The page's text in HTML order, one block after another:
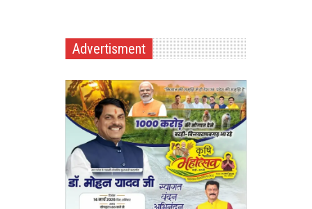
Advertisment